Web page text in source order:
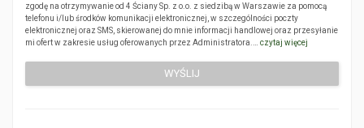
zgodę na otrzymywanie od 4 Ściany Sp. z o.o. z siedzibą w Warszawie za pomocą
telefonu i/lub środków komunikacji elektronicznej, w szczególności poczty
elektronicznej oraz SMS, skierowanej do mnie informacji handlowej oraz przesyłanie
mi ofert w zakresie usług oferowanych przez Administratora.… czytaj więcej